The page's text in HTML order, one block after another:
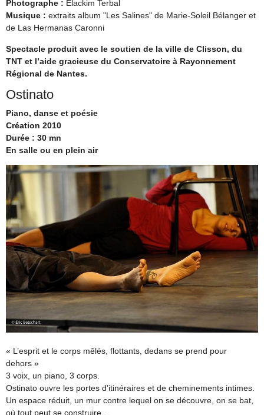
Photographe : Elackim Terbal
Musique : extraits album "Les Salines" de Marie-Soleil Bélanger et
de Las Hermanas Caronni
Spectacle produit avec le soutien de la ville de Clisson, du
TNT et l’aide gracieuse du Conservatoire à Rayonnement
Régional de Nantes.
Ostinato
Piano, danse et poésie
Création 2010
Durée : 30 mn
En salle ou en plein air
« L’esprit et le corps mêlés, flottants, dedans se prend pour
dehors »
3 voix, un piano, 3 corps.
Ostinato ouvre les portes d’itinéraires et de cheminements intimes.
Un espace réduit, un mur contre lequel on se découvre, on se bat,
où tout peut se construire…